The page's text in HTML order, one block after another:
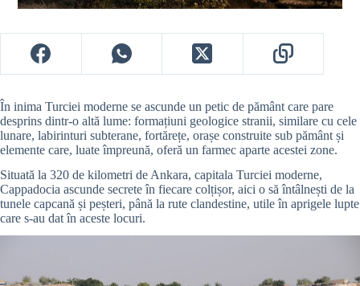
În inima Turciei moderne se ascunde un petic de pământ care pare
desprins dintr-o altă lume: formațiuni geologice stranii, similare cu cele
lunare, labirinturi subterane, fortărețe, orașe construite sub pământ și
elemente care, luate împreună, oferă un farmec aparte acestei zone.
Situată la 320 de kilometri de Ankara, capitala Turciei moderne,
Cappadocia ascunde secrete în fiecare colțișor, aici o să întâlnești de la
tunele capcană și peșteri, până la rute clandestine, utile în aprigele lupte
care s-au dat în aceste locuri.